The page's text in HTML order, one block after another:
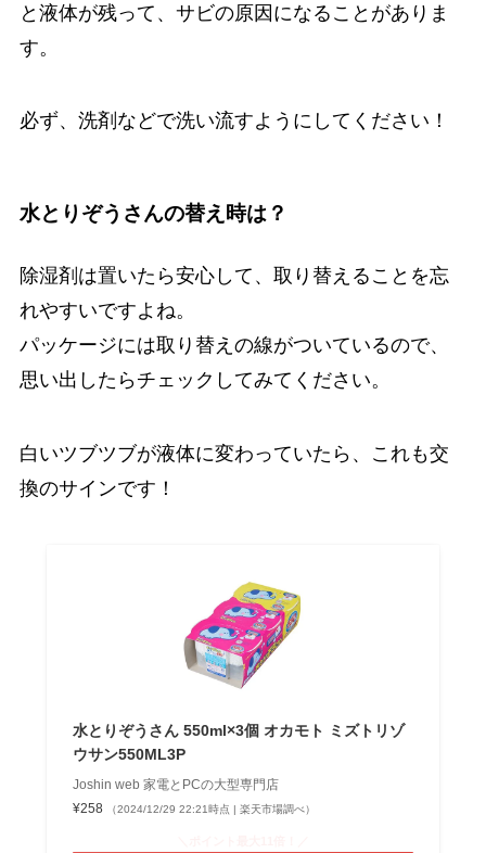
と液体が残って、サビの原因になることがありま
す。
必ず、洗剤などで洗い流すようにしてください！
水とりぞうさんの替え時は？
除湿剤は置いたら安心して、取り替えることを忘
れやすいですよね。
パッケージには取り替えの線がついているので、
思い出したらチェックしてみてください。
白いツブツブが液体に変わっていたら、これも交
換のサインです！
水とりぞうさん 550ml×3個 オカモト ミズトリゾ
ウサン550ML3P
Joshin web 家電とPCの大型専門店
¥258
（2024/12/29 22:21時点 | 楽天市場調べ）